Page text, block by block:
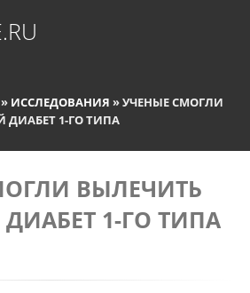
» ИССЛЕДОВАНИЯ » УЧЕНЫЕ СМОГЛИ
1-ГО ТИПА
ВЫЛЕЧИТЬ
1-ГО ТИПА